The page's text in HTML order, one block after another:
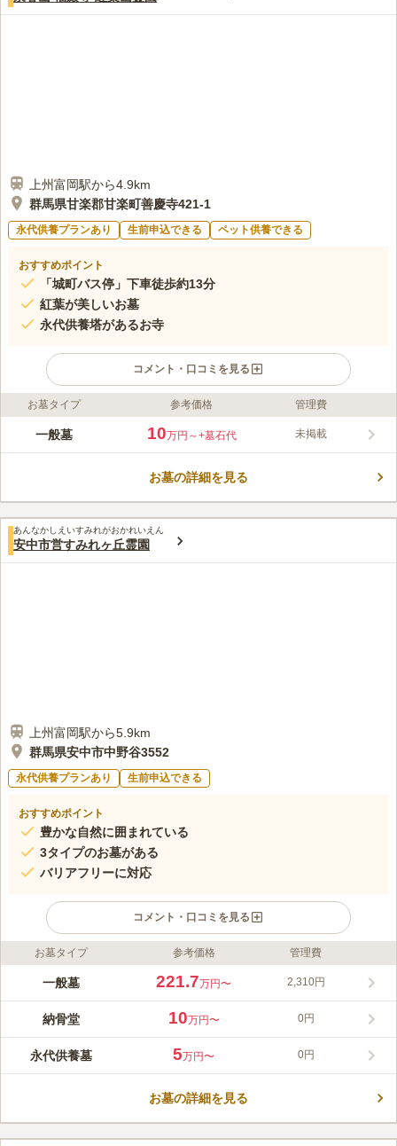
上州富岡駅から4.9km
群馬県甘楽郡甘楽町善慶寺421-1
永代供養プランあり 生前申込できる ペット供養できる
おすすめポイント
「城町バス停」下車徒歩約13分
紅葉が美しいお墓
永代供養塔があるお寺
コメント・口コミを見る
ライフドット編集部のコメント
紅葉が美しい紅葉山公園の麓にあり、秋には紅葉を楽しみながら
ができない人におすすめです。法要施設や多目的ホールなども設
うことができます。
口コミ評価
この霊園はまだ誰からも評価されていません。
お墓タイプ 参考価格 管理費
一般墓 10万円～+墓石代 未掲載
お墓の詳細を見る
あんなかしえいすみれがおかれいえん
安中市営すみれヶ丘霊園
上州富岡駅から5.9km
群馬県安中市中野谷3552
永代供養プランあり 生前申込できる
おすすめポイント
豊かな自然に囲まれている
3タイプのお墓がある
バリアフリーに対応
コメント・口コミを見る
ライフドット編集部のコメント
従来どおりの「区画墓地」に加え、「納骨堂」「合葬墓」の3種
さは3㎡と5㎡が用意されています。「納骨堂」は1体用と2体用
があり、ロッカー式の納骨壇に骨壺を納めます。「合葬墓」は合
墓」のみ生前申込が可能となり、「区画墓地」「納骨堂」は焼骨
を有していないと申し込みができません。
お墓タイプ 参考価格 管理費
一般墓 221.7万円〜 2,310円
納骨堂 10万円〜 0円
永代供養墓 5万円〜 0円
お墓の詳細を見る